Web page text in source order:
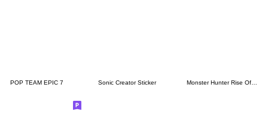
POP TEAM EPIC 7 Sonic Creator Sticker Monster Hunter Rise Official Stickers 3